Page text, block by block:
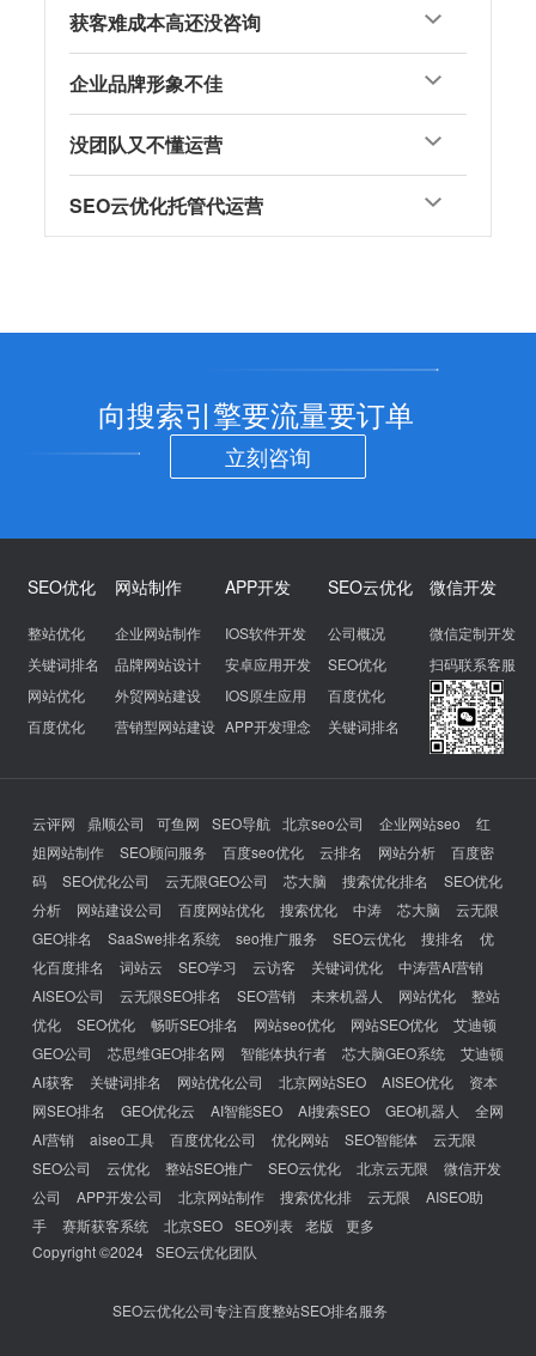
获客难成本高还没咨询
企业品牌形象不佳
没团队又不懂运营
SEO云优化托管代运营
向搜索引擎要流量要订单
立刻咨询
SEO优化
整站优化
关键词排名
网站优化
百度优化
网站制作
企业网站制作
品牌网站设计
外贸网站建设
营销型网站建设
APP开发
IOS软件开发
安卓应用开发
IOS原生应用
APP开发理念
SEO云优化
公司概况
SEO优化
百度优化
关键词排名
微信开发
微信定制开发
扫码联系客服
云评网 鼎顺公司 可鱼网 SEO导航 北京seo公司 企业网站seo
红
姐网站制作
SEO顾问服务 百度seo优化 云排名 网站分析
百度密
码
SEO优化公司 云无限GEO公司 芯大脑 搜索优化排名
SEO优化
分析
网站建设公司 百度网站优化 搜索优化 中涛 芯大脑
云无限
GEO排名
SaaSwe排名系统 seo推广服务 SEO云优化 搜排名
优
化百度排名
词站云 SEO学习 云访客 关键词优化
中涛营AI营销
AISEO公司
云无限SEO排名 SEO营销 未来机器人 网站优化
整站
优化
SEO优化 畅听SEO排名 网站seo优化 网站SEO优化
艾迪顿
GEO公司
芯思维GEO排名网 智能体执行者 芯大脑GEO系统
艾迪顿
AI获客
关键词排名 网站优化公司 北京网站SEO AISEO优化
资本
网SEO排名
GEO优化云 AI智能SEO AI搜索SEO GEO机器人
全网
AI营销
aiseo工具 百度优化公司 优化网站 SEO智能体
云无限
SEO公司
云优化 整站SEO推广 SEO云优化 北京云无限
微信开发
公司
APP开发公司 北京网站制作 搜索优化排 云无限
AISEO助
手
赛斯获客系统 北京SEO SEO列表 老版
更多
Copyright ©2024 SEO云优化团队
SEO云优化公司专注百度整站SEO排名服务